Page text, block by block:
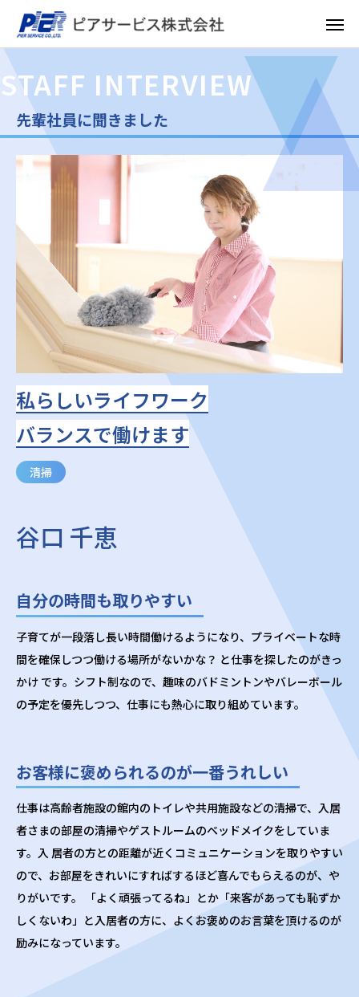
STAFF INTERVIEW
先輩社員に聞きました
私らしいライフワーク
バランスで働けます
清掃
谷口 千恵
自分の時間も取りやすい
子育てが一段落し長い時間働けるようになり、プライベートな時
間を確保しつつ働ける場所がないかな？ と仕事を探したのがきっ
かけ です。シフト制なので、趣味のバドミントンやバレーボール
の予定を優先しつつ、仕事にも熱心に取り組めています。
お客様に褒められるのが一番うれしい
仕事は高齢者施設の館内のトイレや共用施設などの清掃で、入居
者さまの部屋の清掃やゲストルームのベッドメイクをしていま
す。入 居者の方との距離が近くコミュニケーションを取りやすい
ので、お部屋をきれいにすればするほど喜んでもらえるのが、や
りがいです。 「よく頑張ってるね」とか「来客があっても恥ずか
しくないわ」と入居者の方に、よくお褒めのお言葉を頂けるのが
励みになっています。